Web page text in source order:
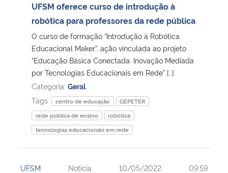
Ministério da Mulher, da Família e dos Direitos Humanos
Secretaria-Geral
Secretaria de Governo
Gabinete de Segurança Institucional
Advocacia-Geral da União
UFSM oferece curso de introdução à
robótica para professores da rede pública
O curso de formação “Introdução à Robótica
Educacional Maker”, ação vinculada ao projeto
“Educação Básica Conectada: Inovação Mediada
por Tecnologias Educacionais em Rede” […]
Categoria: Geral
Tags:
centro de educação
GEPETER
rede pública de ensino
robótica
tecnologias educacionais em rede
UFSM Notícia 10/05/2022 09:59